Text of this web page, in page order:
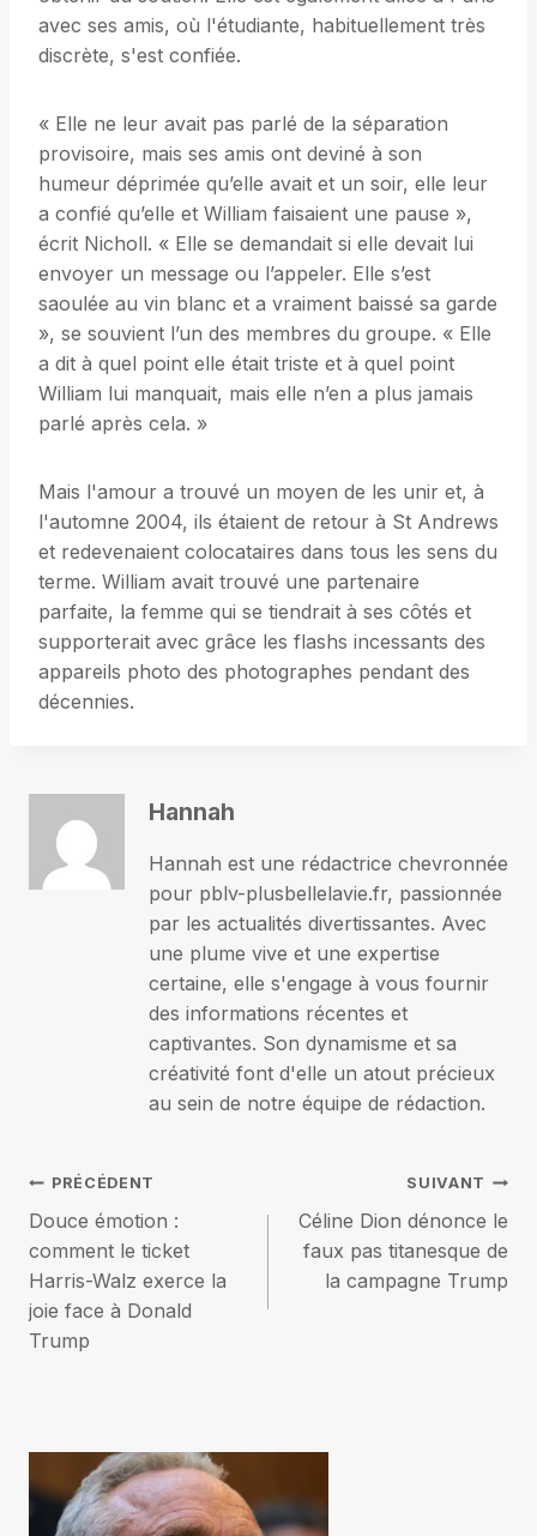
avec ses amis, où l'étudiante, habituellement très
discrète, s'est confiée.
« Elle ne leur avait pas parlé de la séparation
provisoire, mais ses amis ont deviné à son
humeur déprimée qu’elle avait et un soir, elle leur
a confié qu’elle et William faisaient une pause »,
écrit Nicholl. « Elle se demandait si elle devait lui
envoyer un message ou l’appeler. Elle s’est
saoulée au vin blanc et a vraiment baissé sa garde
», se souvient l’un des membres du groupe. « Elle
a dit à quel point elle était triste et à quel point
William lui manquait, mais elle n’en a plus jamais
parlé après cela. »
Mais l'amour a trouvé un moyen de les unir et, à
l'automne 2004, ils étaient de retour à St Andrews
et redevenaient colocataires dans tous les sens du
terme. William avait trouvé une partenaire
parfaite, la femme qui se tiendrait à ses côtés et
supporterait avec grâce les flashs incessants des
appareils photo des photographes pendant des
décennies.
Hannah
Hannah est une rédactrice chevronnée
pour pblv-plusbellelavie.fr, passionnée
par les actualités divertissantes. Avec
une plume vive et une expertise
certaine, elle s'engage à vous fournir
des informations récentes et
captivantes. Son dynamisme et sa
créativité font d'elle un atout précieux
au sein de notre équipe de rédaction.
Navigation
de
l’article
PRÉCÉDENT
Douce émotion :
comment le ticket
Harris-Walz exerce la
joie face à Donald
Trump
SUIVANT
Céline Dion dénonce le
faux pas titanesque de
la campagne Trump